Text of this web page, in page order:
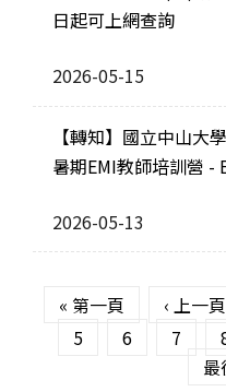
日起可上網查詢
2026-05-15
【轉知】國立中山大
暑期EMI教師培訓營 -
2026-05-13
« 第一頁 ‹ 上一頁
5
6 7
最